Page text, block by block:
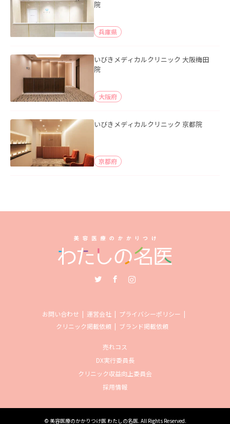
院
兵庫県
いびきメディカルクリニック 大阪梅田
院
大阪府
いびきメディカルクリニック 京都院
京都府
お問い合わせ 運営会社
プライバシーポリシー
クリニック掲載依頼
ブランド掲載依頼
売れコス
DX実行委員長
クリニック収益向上委員会
採用情報
© 美容医療のかかりつけ医 わたしの名医. All Rights Reserved.